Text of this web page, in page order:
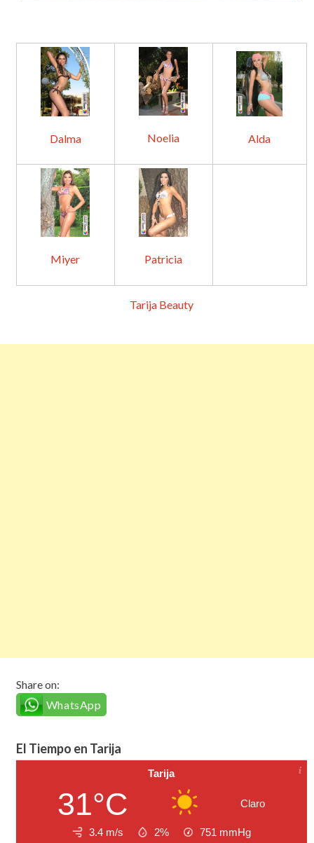
Dalma Noelia Alda
Miyer Patricia
Tarija Beauty
Share on:
WhatsApp
El Tiempo en Tarija
Tarija
31°C Claro
3.4 m/s 2% 751 mmHg